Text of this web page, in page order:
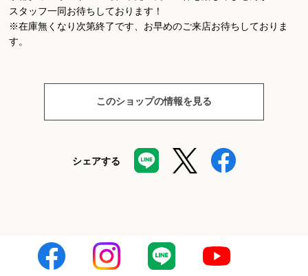
スタッフ一同お待ちしております！
※在庫無くなり次第終了です、お早めのご来店お待ちしておりま
す。
このショップの情報を見る
シェアする